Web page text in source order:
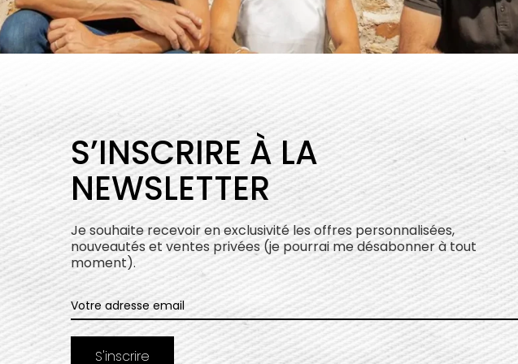
S’INSCRIRE À LA
NEWSLETTER
Je souhaite recevoir en exclusivité les offres personnalisées,
nouveautés et ventes privées (je pourrai me désabonner à tout
moment).